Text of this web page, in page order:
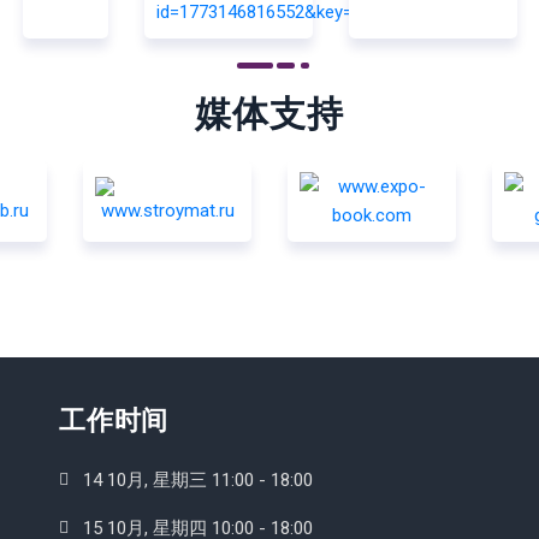
媒体支持
工作时间
14 10月, 星期三 11:00 - 18:00
15 10月, 星期四 10:00 - 18:00